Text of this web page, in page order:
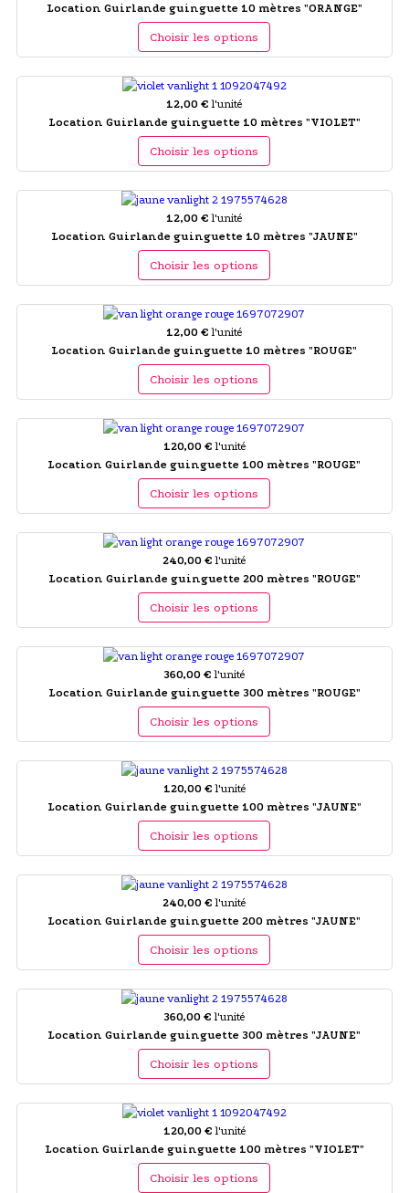
Location Guirlande guinguette 10 mètres "ORANGE"
Choisir les options
12,00 € l'unité
Location Guirlande guinguette 10 mètres "VIOLET"
Choisir les options
12,00 € l'unité
Location Guirlande guinguette 10 mètres "JAUNE"
Choisir les options
12,00 € l'unité
Location Guirlande guinguette 10 mètres "ROUGE"
Choisir les options
120,00 € l'unité
Location Guirlande guinguette 100 mètres "ROUGE"
Choisir les options
240,00 € l'unité
Location Guirlande guinguette 200 mètres "ROUGE"
Choisir les options
360,00 € l'unité
Location Guirlande guinguette 300 mètres "ROUGE"
Choisir les options
120,00 € l'unité
Location Guirlande guinguette 100 mètres "JAUNE"
Choisir les options
240,00 € l'unité
Location Guirlande guinguette 200 mètres "JAUNE"
Choisir les options
360,00 € l'unité
Location Guirlande guinguette 300 mètres "JAUNE"
Choisir les options
120,00 € l'unité
Location Guirlande guinguette 100 mètres "VIOLET"
Choisir les options